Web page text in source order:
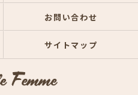
お問い合わせ
サイトマップ